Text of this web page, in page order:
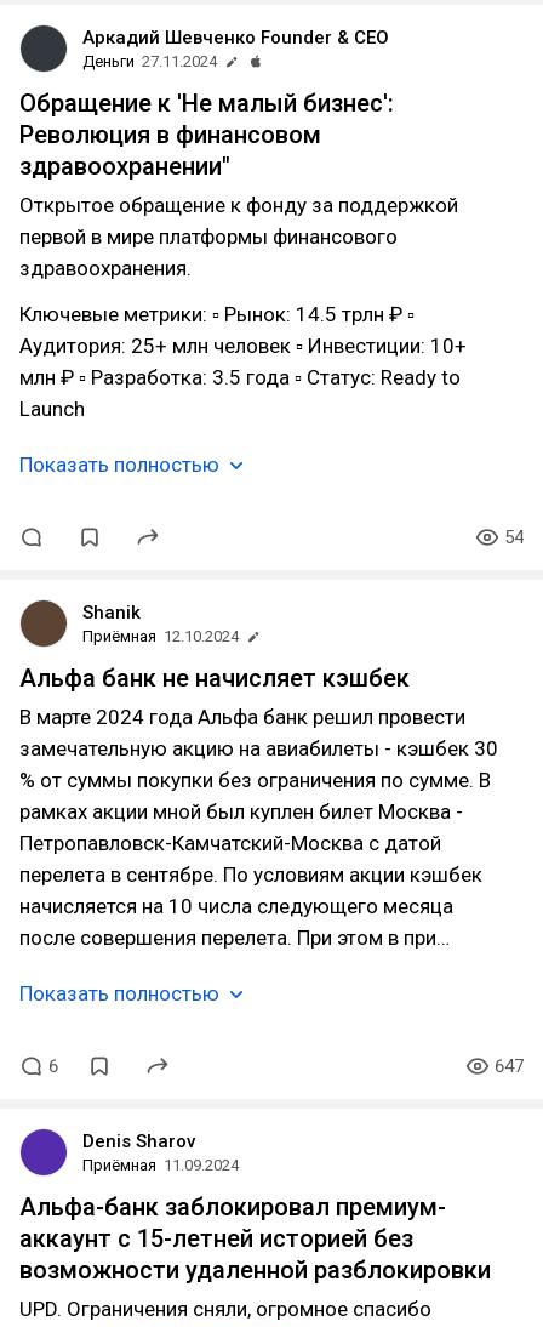
Аркадий Шевченко Founder & CEO
Деньги 27.11.2024
Обращение к 'Не малый бизнес':
Революция в финансовом
здравоохранении"
Открытое обращение к фонду за поддержкой
первой в мире платформы финансового
здравоохранения.
Ключевые метрики: ▫ Рынок: 14.5 трлн ₽ ▫
Аудитория: 25+ млн человек ▫ Инвестиции: 10+
млн ₽ ▫ Разработка: 3.5 года ▫ Статус: Ready to
Launch
Показать полностью
54
Shanik
Приёмная 12.10.2024
Альфа банк не начисляет кэшбек
В марте 2024 года Альфа банк решил провести
замечательную акцию на авиабилеты - кэшбек 30
% от суммы покупки без ограничения по сумме. В
рамках акции мной был куплен билет Москва -
Петропавловск-Камчатский-Москва с датой
перелета в сентябре. По условиям акции кэшбек
начисляется на 10 числа следующего месяца
после совершения перелета. При этом в при…
Показать полностью
6 647
Denis Sharov
Приёмная 11.09.2024
Альфа-банк заблокировал премиум-
аккаунт с 15-летней историей без
возможности удаленной разблокировки
UPD. Ограничения сняли, огромное спасибо